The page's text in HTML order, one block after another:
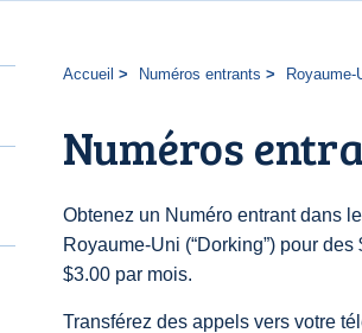
Accueil Numéros entrants Royaume-
Numéros
Obtenez un Numéro entrant dans
Royaume-Uni (“Dorking”) pour
$3.00 par mois.
Transférez des appels vers votre